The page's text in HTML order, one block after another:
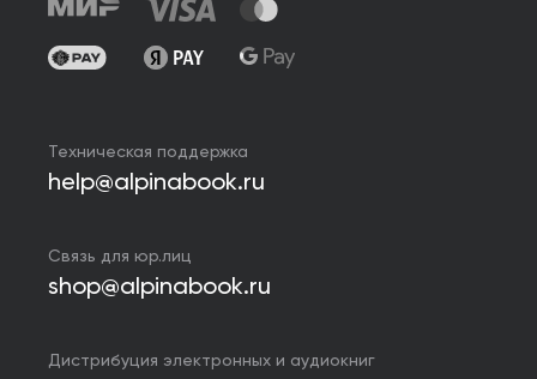
Техническая поддержка
help@alpinabook.ru
Связь для юр.лиц
shop@alpinabook.ru
Дистрибуция электронных и аудиокниг